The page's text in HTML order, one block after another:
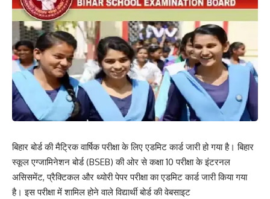
बिहार बोर्ड की मैट्रिक वार्षिक परीक्षा के लिए एडमिट कार्ड जारी हो गया है। बिहार
स्कूल एग्जामिनेशन बोर्ड (BSEB) की ओर से कक्षा 10 परीक्षा के इंटरनल
असिसमेंट, प्रैक्टिकल और थ्योरी पेपर परीक्षा का एडमिट कार्ड जारी किया गया
है। इस परीक्षा में शामिल होने वाले विद्यार्थी बोर्ड की वेबसाइट